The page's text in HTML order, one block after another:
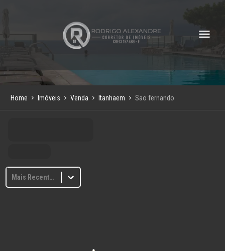
Home Imóveis Venda Itanhaem Sao fernando
Mais Recentes